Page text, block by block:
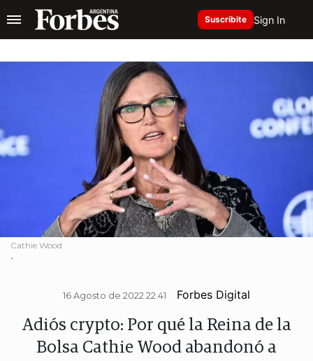
Suscribite Sign In
Cathie Wood
.
16 Agosto de 2022 22.41 Forbes Digital
Adiós crypto: Por qué la Reina de la
Bolsa Cathie Wood abandonó a